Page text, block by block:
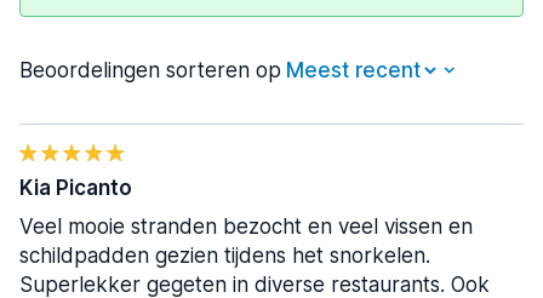
Beoordelingen sorteren op
Kia Picanto
Veel mooie stranden bezocht en veel vissen en
schildpadden gezien tijdens het snorkelen.
Superlekker gegeten in diverse restaurants. Ook